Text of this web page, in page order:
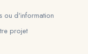
ou d'information
projet